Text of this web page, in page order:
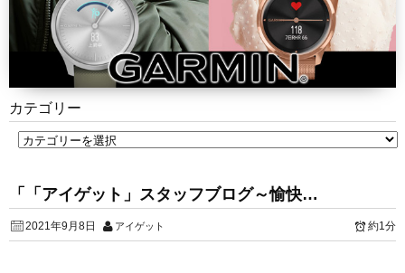
カテゴリー
「「アイゲット」スタッフブログ～愉快…
2021年9月8日 アイゲット 約1分